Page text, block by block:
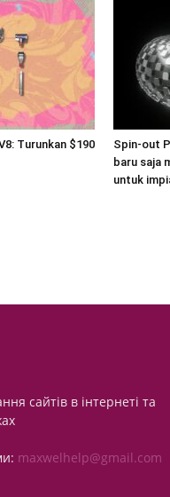
Turunkan $190
Spin-out
baru saja
untuk
сайтів в інтернеті та
maxwelhelp@gmail.com